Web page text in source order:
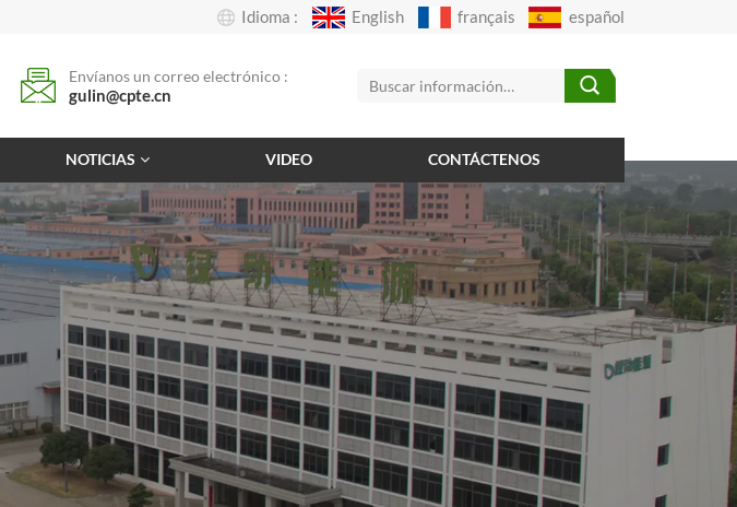
Idioma : English français español
Envíanos un correo electrónico :
gulin@cpte.cn
NOTICIAS VIDEO CONTÁCTENOS